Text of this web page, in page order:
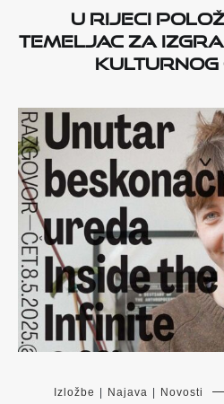
U Rijeci
temeljac za
kulturnog
Izložbe Najava Novosti